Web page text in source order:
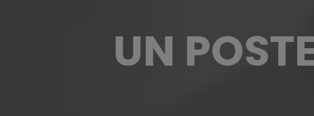
UN